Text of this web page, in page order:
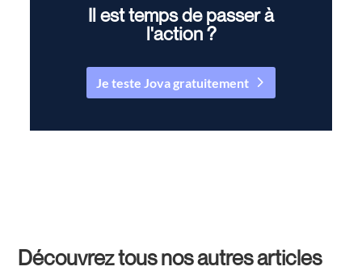
Il est temps de passer à
l'action ?
Je teste Jova gratuitement
Découvrez tous nos autres articles